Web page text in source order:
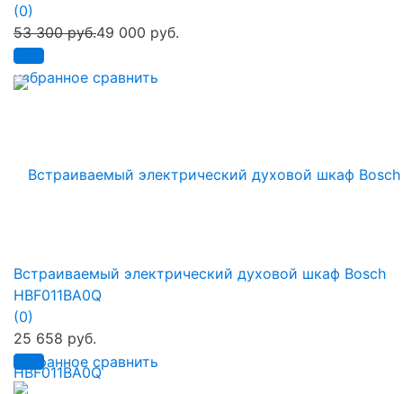
избранное сравнить
(0)
53 300 руб.49 000 руб.
избранное сравнить
Встраиваемый электрический духовой шкаф Bosch
HBF011BA0Q
(0)
25 658 руб.